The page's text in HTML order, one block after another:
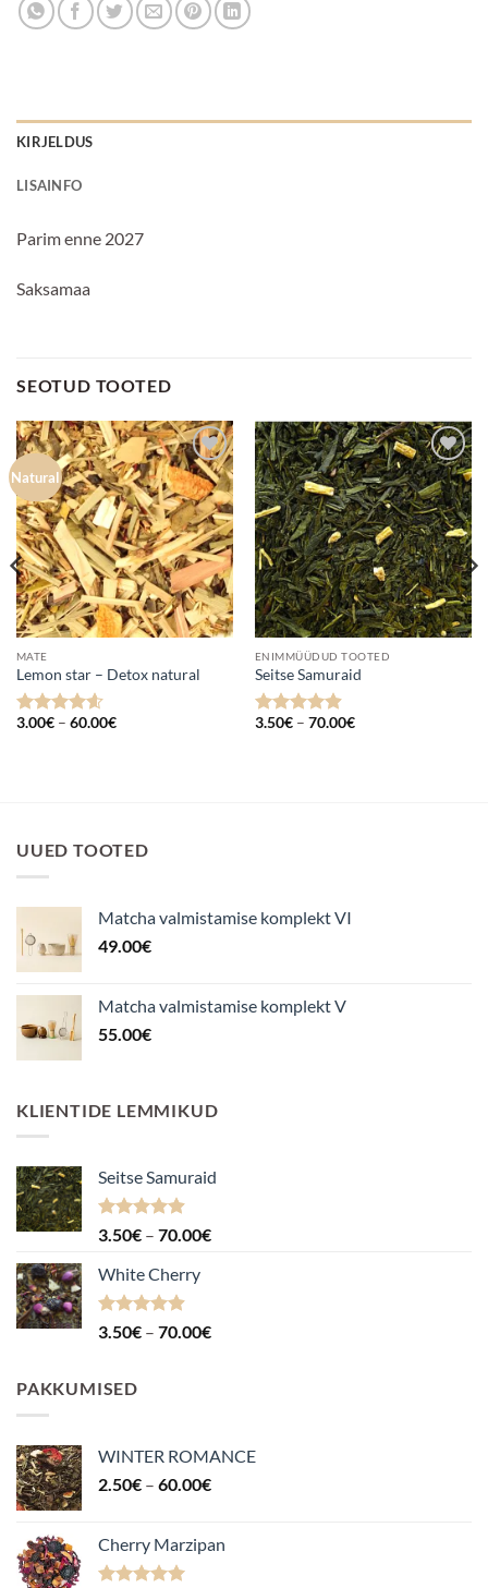
KIRJELDUS
LISAINFO
Parim enne 2027
Saksamaa
SEOTUD TOOTED
Natural
Lisa
lemmikuks
MATE
Lemon star – Detox natural
Hinnanguga
3.00€ – 60.00€Hinnavahemik:
Lisa
lemmikuks
ENIMMÜÜDUD TOOTED
Seitse Samuraid
Hinnanguga
3.50€ – 70.00€Hinnavahemik:
UUED TOOTED
Matcha valmistamise komplekt VI
49.00€
Matcha valmistamise komplekt V
55.00€
KLIENTIDE LEMMIKUD
Seitse Samuraid
Hinnanguga
3.50€ – 70.00€Hinnavahemik:
White Cherry
Hinnanguga
3.50€ – 70.00€Hinnavahemik:
PAKKUMISED
WINTER ROMANCE
2.50€ – 60.00€Hinnavahemik:
60.00€
Cherry Marzipan